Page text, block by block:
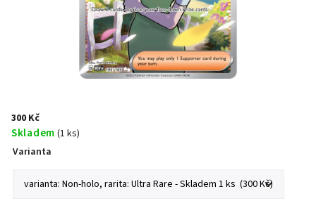
300 Kč
Skladem (1 ks)
Varianta